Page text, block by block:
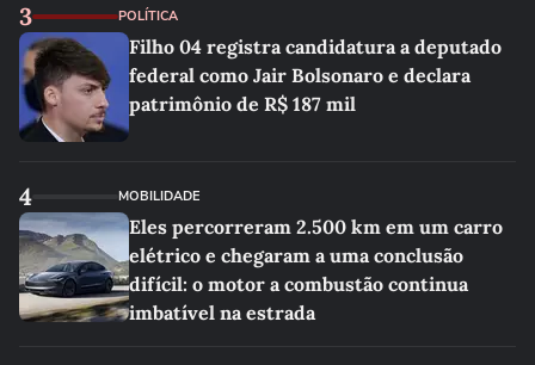
3 POLÍTICA
Filho 04 registra candidatura a deputado
federal como Jair Bolsonaro e declara
patrimônio de R$ 187 mil
4 MOBILIDADE
Eles percorreram 2.500 km em um carro
elétrico e chegaram a uma conclusão
difícil: o motor a combustão continua
imbatível na estrada